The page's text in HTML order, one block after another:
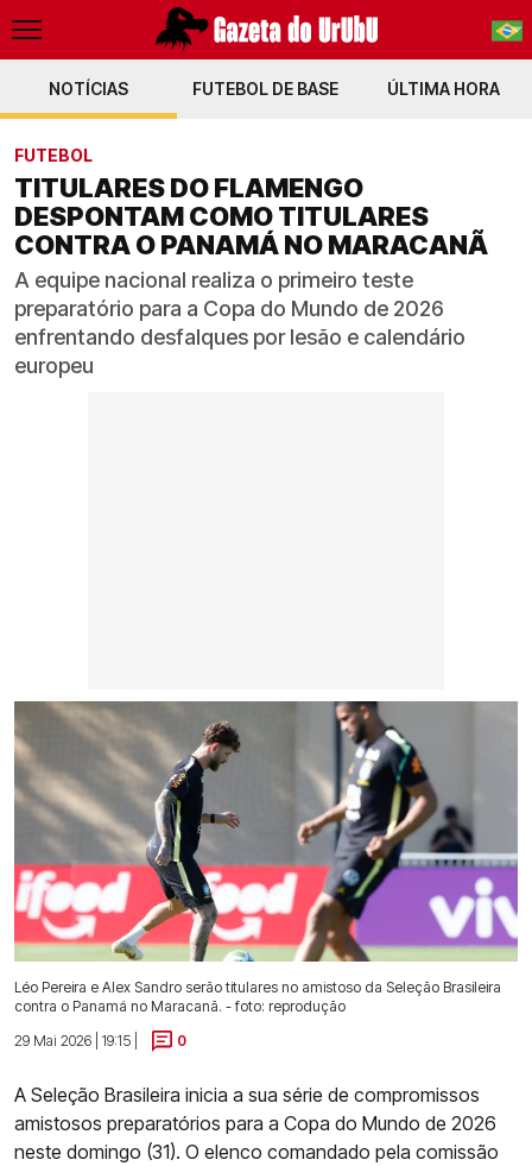
PT-BR
NOTÍCIAS FUTEBOL DE BASE ÚLTIMA HORA
FUTEBOL
TITULARES DO FLAMENGO
DESPONTAM COMO TITULARES
CONTRA O PANAMÁ NO MARACANÃ
A equipe nacional realiza o primeiro teste
preparatório para a Copa do Mundo de 2026
enfrentando desfalques por lesão e calendário
europeu
Léo Pereira e Alex Sandro serão titulares no amistoso da Seleção Brasileira
contra o Panamá no Maracanã. - foto: reprodução
29 Mai 2026 | 19:15 |
0
A Seleção Brasileira inicia a sua série de compromissos
amistosos preparatórios para a Copa do Mundo de 2026
neste domingo (31). O elenco comandado pela comissão